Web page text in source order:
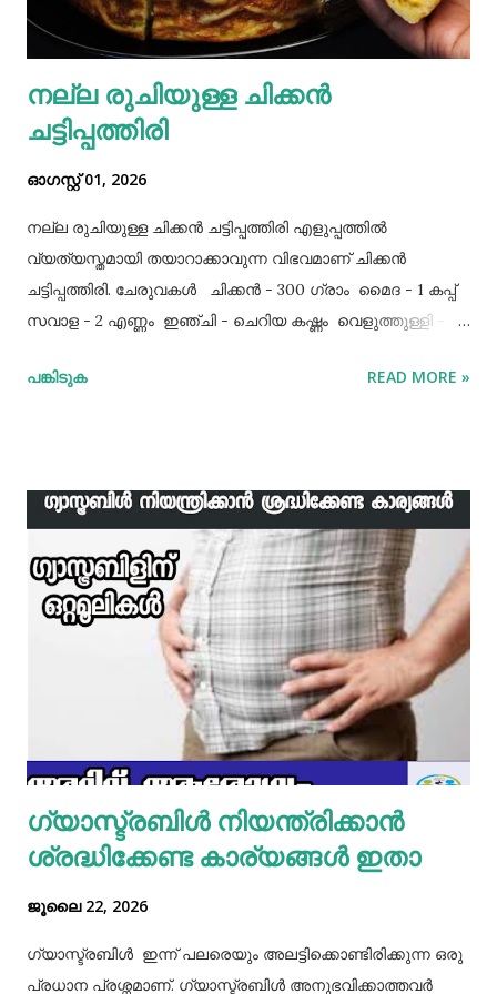
നല്ല രുചിയുള്ള ചിക്കൻ
ചട്ടിപ്പത്തിരി
ഓഗസ്റ്റ് 01, 2026
നല്ല രുചിയുള്ള ചിക്കൻ ചട്ടിപ്പത്തിരി എളുപ്പത്തിൽ
വ്യത്യസ്തമായി തയാറാക്കാവുന്ന വിഭവമാണ് ചിക്കൻ
ചട്ടിപ്പത്തിരി. ചേരുവകൾ ചിക്കൻ - 300 ഗ്രാം മൈദ - 1 കപ്പ്‌
സവാള - 2 എണ്ണം ഇഞ്ചി - ചെറിയ കഷ്ണം വെളുത്തുള്ളി - 5
വിധം ചിക്കൻ കുറച്ച് ഉപ്പും കുരുമുളകുപൊടിയും
ഇഞ്ചി വെളുത്തുള്ളി, സവാള എന്നിവ ചേർത്ത് വഴറ്റാം.
ഇതിൽ പൊടികളെല്ലാം ചേർത്ത് ചൂടാക്കിയശേഷം വേവിച്ച്
മാറ്റിവച്ച ചിക്കൻ ചേർത്ത് ഒന്ന് ഇളകിയെടുക്കാം. ഇനി ഒരു
മിക്സിയുടെ ജാറിലേക്ക് മുട്ട, മൈദ, വെള്ളം പാകത്തിന് ഉപ്പ്
എന്നിവ ചേർത്ത് നന്നായിട്ട് അടിച്ചെടുക്കാം. ഇനി ഒരു പാനിൽ
മാവൊഴിച്ചു ദോശ ചുട്ടെടുക്കാം. ഇനി ഒരു പാത്രത്തിൽ മുട്ട
പൊട്ടിച്ച് ഒഴിക്കാം കൂടെത്തന്നെ പാൽ, കുരുമുളകുപൊടി, ഉപ്പ്,
മല്ലിയില എന്നിവ ചേർത്തൊരു മിക്സ്‌ തയാറാക്കാം. ഇനി
ഒരു പാനിൽ കുറച്ച് നെയ്യ് തടവിയ ശേഷം അതിൽ തയാ...
പങ്കിടുക READ MORE »
ഗ്യാസ്ട്രബിൾ നിയന്ത്രിക്കാൻ
ശ്രദ്ധിക്കേണ്ട കാര്യങ്ങൾ ഇതാ
ജൂലൈ 22, 2026
ഗ്യാസ്ട്രബിൾ ഇന്ന് പലരെയും അലട്ടിക്കൊണ്ടിരിക്കുന്ന ഒരു
പ്രധാന പ്രശ്നമാണ്. ഗ്യാസ്ട്രബിൾ അനുഭവിക്കാത്തവർ